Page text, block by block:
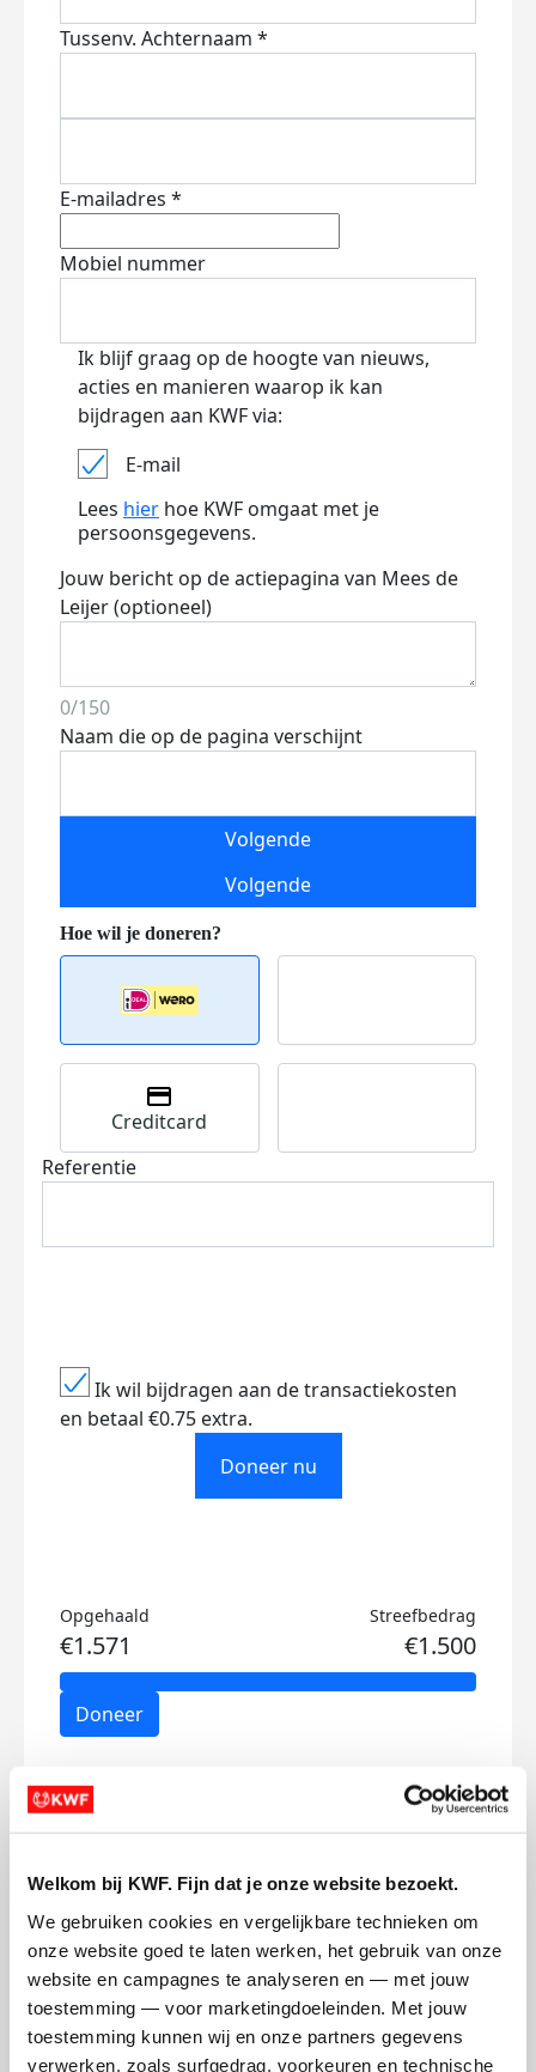
Welkom bij KWF. Fijn dat je onze website bezoekt.
We gebruiken cookies en vergelijkbare technieken om
onze website goed te laten werken, het gebruik van onze
website en campagnes te analyseren en — met jouw
toestemming — voor marketingdoeleinden. Met jouw
toestemming kunnen wij en onze partners gegevens
verwerken, zoals surfgedrag, voorkeuren en technische
Tussenv. Achternaam *
E-mailadres *
Mobiel nummer
Ik blijf graag op de hoogte van nieuws,
acties en manieren waarop ik kan
bijdragen aan KWF via:
E-mail
Lees hier hoe KWF omgaat met je
persoonsgegevens.
Jouw bericht op de actiepagina van Mees de
Leijer (optioneel)
0/150
Naam die op de pagina verschijnt
Volgende
Volgende
Creditcard
Referentie
Ik wil bijdragen aan de transactiekosten
en betaal €0.75 extra.
Doneer nu
Opgehaald
€1.571
Streefbedrag
€1.500
Doneer